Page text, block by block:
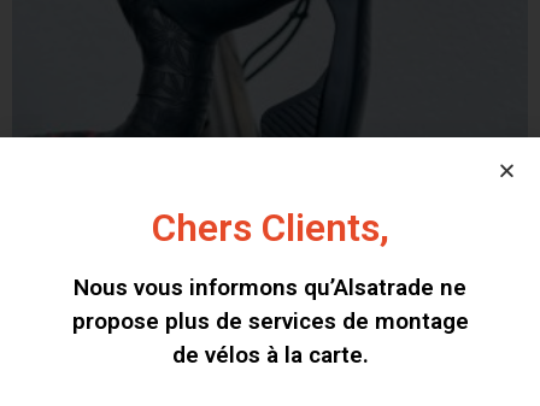
Chers Clients,
Nous vous informons qu’Alsatrade ne
propose plus de services de montage
de vélos à la carte.